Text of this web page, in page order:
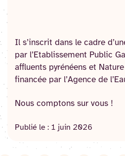
Il s’inscrit dans le cadre
par l’Etablissement Public
affluents pyrénéens et
financée par l’Agence de
Nous comptons sur vous !
Publié le : 1 juin 2026